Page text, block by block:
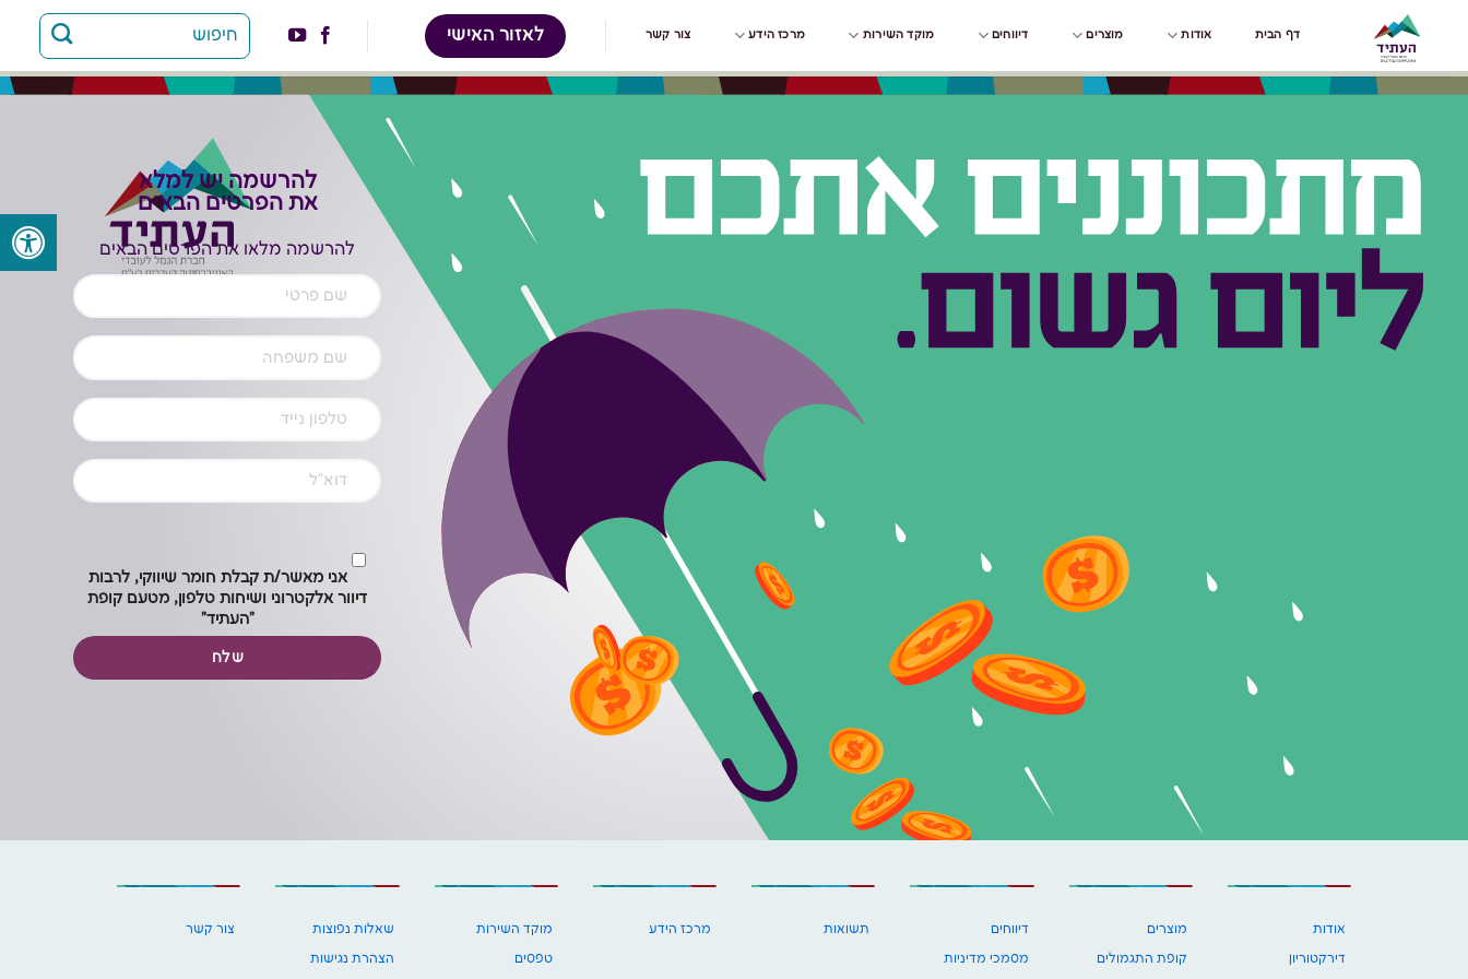
content
דף הבית אודות מוצרים דיווחים מוקד השירות מרכז הידע צור קשר לאזור האישי
להרשמה יש למלא
את הפרטים הבאים
להרשמה מלאו את הפרטים הבאים
שם
פרטי
(חובה)
שם
משפחה
טלפון
נייד
דואל (חובה)
אני
מאשר/ת
קבלת
חומר
שיווקי,
אני מאשר/ת קבלת חומר שיווקי, לרבות
דיוור אלקטרוני ושיחות טלפון, מטעם קופת
"העתיד"
שלח
אודות
דירקטוריון
מוצרים
קופת התגמולים
דיווחים
מסמכי מדיניות
תשואות מרכז הידע מוקד השירות
טפסים
שאלות נפוצות
הצהרת נגישות
צור קשר